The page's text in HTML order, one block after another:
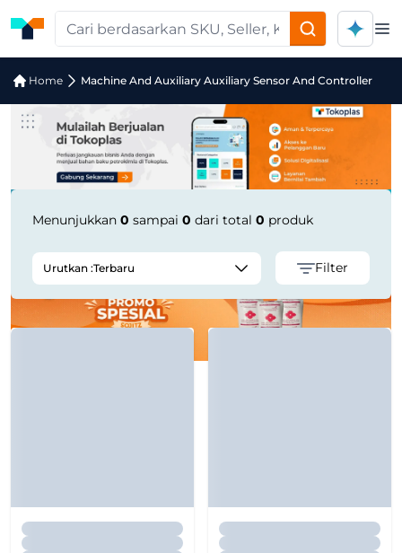
Home Machine And Auxiliary Auxiliary Sensor And Controller
Jual Machine And Auxiliary Auxiliary
Menunjukkan 0 sampai 0 dari total 0 produk
Urutkan :Terbaru Filter